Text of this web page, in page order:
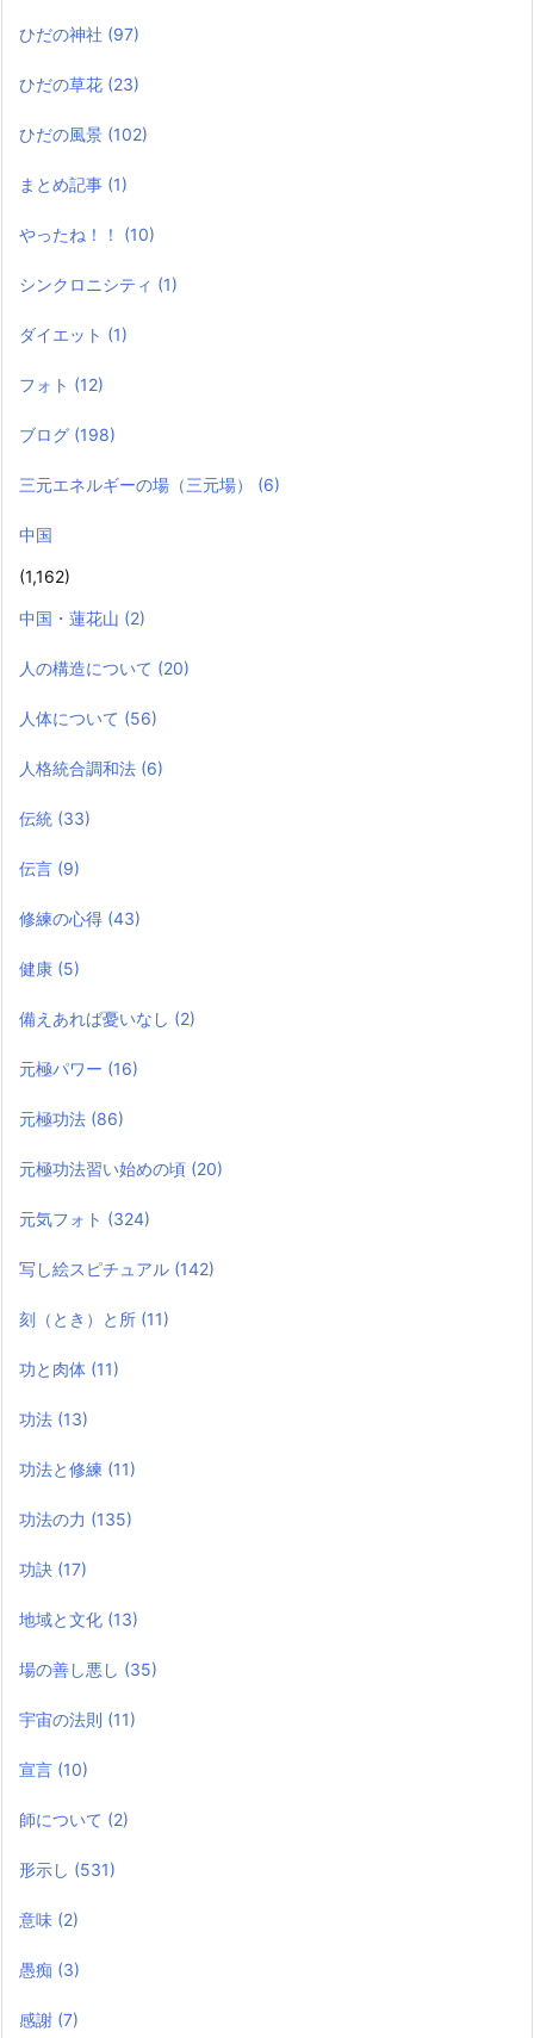
ひだの神社 (97)
ひだの草花 (23)
ひだの風景 (102)
まとめ記事 (1)
やったね！！ (10)
シンクロニシティ (1)
ダイエット (1)
フォト (12)
ブログ (198)
三元エネルギーの場（三元場） (6)
中国
(1,162)
中国・蓮花山 (2)
人の構造について (20)
人体について (56)
人格統合調和法 (6)
伝統 (33)
伝言 (9)
修練の心得 (43)
健康 (5)
備えあれば憂いなし (2)
元極パワー (16)
元極功法 (86)
元極功法習い始めの頃 (20)
元気フォト (324)
写し絵スピチュアル (142)
刻（とき）と所 (11)
功と肉体 (11)
功法 (13)
功法と修練 (11)
功法の力 (135)
功訣 (17)
地域と文化 (13)
場の善し悪し (35)
宇宙の法則 (11)
宣言 (10)
師について (2)
形示し (531)
意味 (2)
愚痴 (3)
感謝 (7)